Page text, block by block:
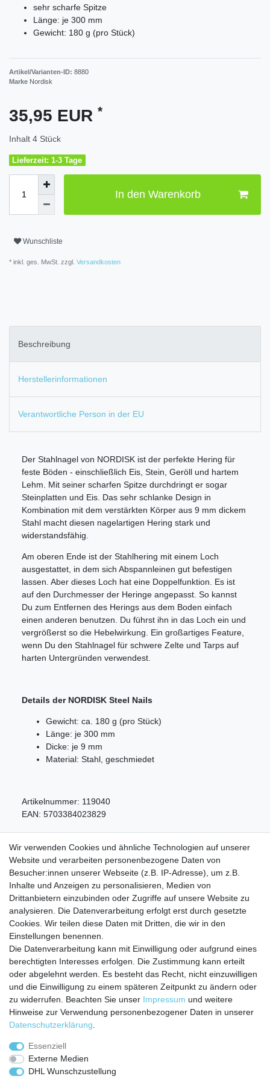
sehr scharfe Spitze
Länge: je 300 mm
Gewicht: 180 g (pro Stück)
Artikel/Varianten-ID: 8880
Marke Nordisk
35,95 EUR *
Inhalt 4 Stück
Lieferzeit: 1-3 Tage
In den Warenkorb
Wunschliste
* inkl. ges. MwSt. zzgl. Versandkosten
Beschreibung
Herstellerinformationen
Verantwortliche Person in der EU
Der Stahlnagel von NORDISK ist der perfekte Hering für
feste Böden - einschließlich Eis, Stein, Geröll und hartem
Lehm. Mit seiner scharfen Spitze durchdringt er sogar
Steinplatten und Eis. Das sehr schlanke Design in
Kombination mit dem verstärkten Körper aus 9 mm dickem
Stahl macht diesen nagelartigen Hering stark und
widerstandsfähig.
Am oberen Ende ist der Stahlhering mit einem Loch
ausgestattet, in dem sich Abspannleinen gut befestigen
lassen. Aber dieses Loch hat eine Doppelfunktion. Es ist
auf den Durchmesser der Heringe angepasst. So kannst
Du zum Entfernen des Herings aus dem Boden einfach
einen anderen benutzen. Du führst ihn in das Loch ein und
vergrößerst so die Hebelwirkung. Ein großartiges Feature,
wenn Du den Stahlnagel für schwere Zelte und Tarps auf
harten Untergründen verwendest.
Details der NORDISK Steel Nails
Gewicht: ca. 180 g (pro Stück)
Länge: je 300 mm
Dicke: je 9 mm
Material: Stahl, geschmiedet
Artikelnummer: 119040
EAN: 5703384023829
Wir verwenden Cookies und ähnliche Technologien auf unserer
Website und verarbeiten personenbezogene Daten von
Besucher:innen unserer Webseite (z.B. IP-Adresse), um z.B.
Inhalte und Anzeigen zu personalisieren, Medien von
Drittanbietern einzubinden oder Zugriffe auf unsere Website zu
analysieren. Die Datenverarbeitung erfolgt erst durch gesetzte
Cookies. Wir teilen diese Daten mit Dritten, die wir in den
Einstellungen benennen.
Die Datenverarbeitung kann mit Einwilligung oder aufgrund eines
berechtigten Interesses erfolgen. Die Zustimmung kann erteilt
oder abgelehnt werden. Es besteht das Recht, nicht einzuwilligen
und die Einwilligung zu einem späteren Zeitpunkt zu ändern oder
zu widerrufen. Beachten Sie unser Impressum und weitere
Hinweise zur Verwendung personenbezogener Daten in unserer
Daten­schutz­erklärung
Essenziell
Externe Medien
DHL Wunschzustellung
Service
Zahlungarten
Versandkosten
Batterierücknahmeverordnung
Kostenloser Newsletter
E-MAIL **
Newsletter
Honig
Daten­schutz­erklärung
Einwilligung kann ich jederzeit widerrufen.**